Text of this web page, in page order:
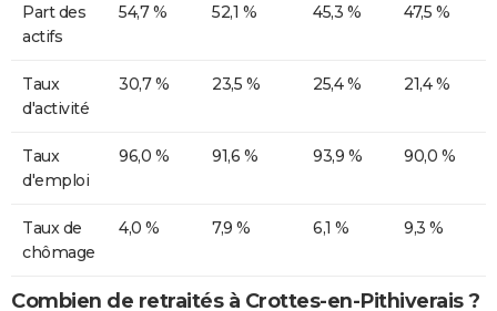
Part des
actifs
54,7 % 52,1 % 45,3 % 47,5 %
Taux
d'activité
30,7 % 23,5 % 25,4 % 21,4 %
Taux
d'emploi
96,0 % 91,6 % 93,9 % 90,0 %
Taux de
chômage
4,0 % 7,9 % 6,1 % 9,3 %
Combien de retraités à Crottes-en-Pithiverais ?